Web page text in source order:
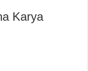
Karya